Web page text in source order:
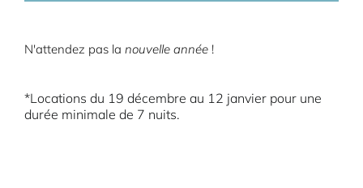
N'attendez pas la nouvelle année!
*Locations du 19 décembre au 12 janvier pour une
durée minimale de 7 nuits.